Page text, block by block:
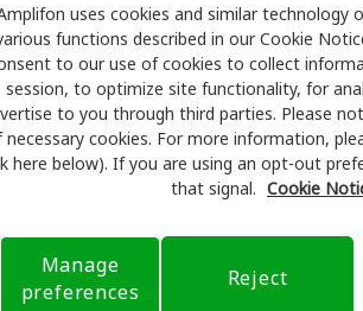
uses cookies and similar technology
functions described in our Cookie
to our use of cookies to collect
session, to optimize site functionality, for
to you through third parties. Please
necessary cookies. For more information,
here below). If you are using an opt-out
that signal. Cookie
Manage
preferences
Reject
Hearing Health Care, le facilitamos
audífonos. Solo rellene el formulario
sólo toma un minuto. En un día
Amplifon Hearing Care que le hará
de audífonos, explicará sus opciones y
recorrido hacia una mejor